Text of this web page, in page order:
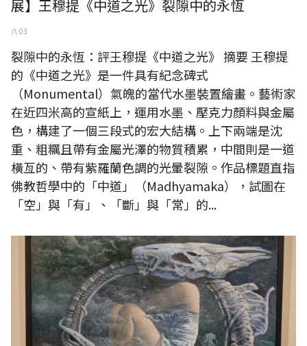
展】王穆提《中道之光》裂隙中的永恆
八 03
裂隙中的永恆：評王穆提《中道之光》 摘要 王穆提
的《中道之光》是一件具有紀念碑式
（Monumental）氣魄的當代水墨裝置繪畫。藝術家
在近四米高的宣紙上，運用水墨、壓克力顏料與金屬
色，構建了一個三段式的宏大結構。上下兩端是沈
重、粗糲且帶有金屬光澤的物質積累，中間則是一道
橫亙的、帶有紫羅蘭色調的光暈裂隙。作品標題直指
佛教哲學中的「中道」（Madhyamaka），試圖在
「空」與「有」、「斷」與「常」的...